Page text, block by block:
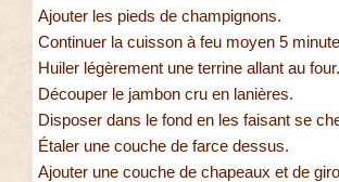
Ajouter les pieds de champignons.
Continuer la cuisson à feu moyen 5
Huiler légèrement une terrine allant au four.
Découper le jambon cru en lanières.
Disposer dans le fond en les faisant se
Étaler une couche de farce dessus.
Ajouter une couche de chapeaux et de